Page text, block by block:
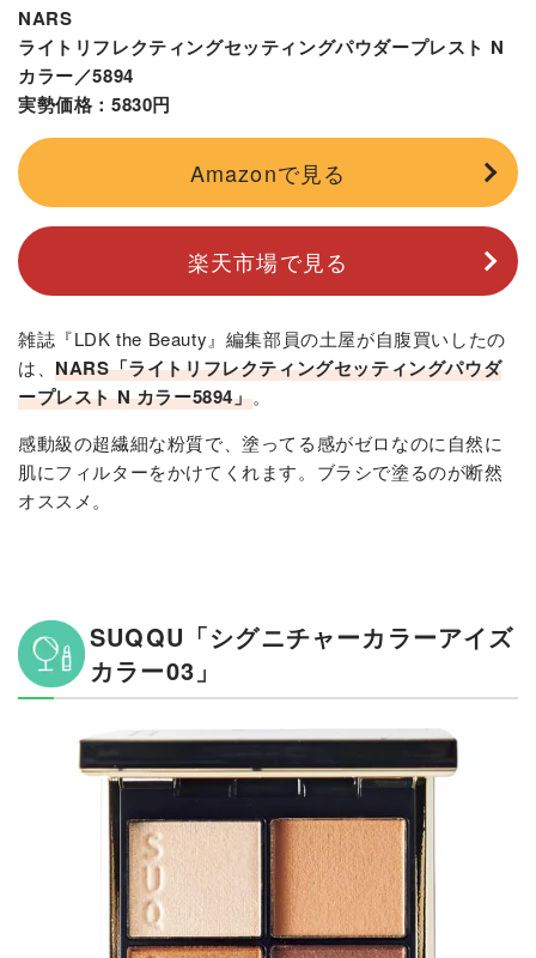
NARS
ライトリフレクティングセッティングパウダープレスト N
カラー／5894
実勢価格：5830円
Amazonで見る
楽天市場で見る
雑誌『LDK the Beauty』編集部員の土屋が自腹買いしたの
は、NARS「ライトリフレクティングセッティングパウダ
ープレスト N カラー5894」。
感動級の超繊細な粉質で、塗ってる感がゼロなのに自然に
肌にフィルターをかけてくれます。ブラシで塗るのが断然
オススメ。
SUQQU「シグニチャーカラーアイズ
カラー03」